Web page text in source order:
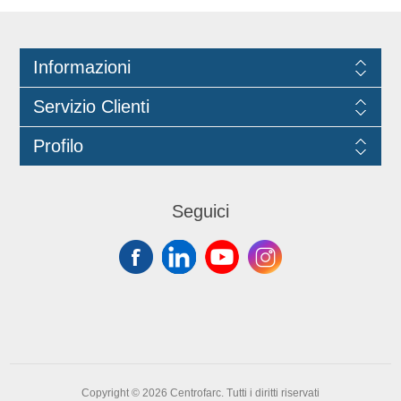
Informazioni
Servizio Clienti
Profilo
Seguici
Copyright © 2026 Centrofarc. Tutti i diritti riservati